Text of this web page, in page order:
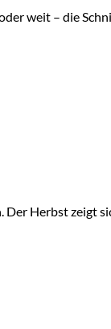
weit – die
Herbst zeigt